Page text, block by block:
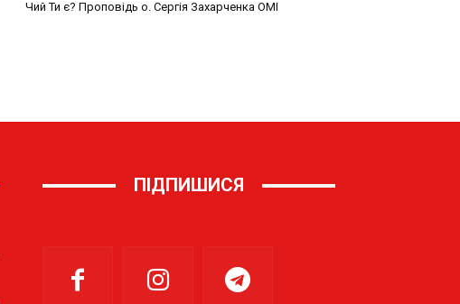
ПІДПИШИСЯ